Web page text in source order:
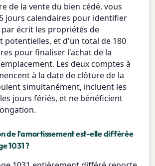
de la vente du bien cédé, vous
jours calendaires pour identifier
écrit les propriétés de
potentielles, et d'un total de 180
pour finaliser l'achat de la
Les deux comptes à
à la date de clôture de la
simultanément, incluent les
jours fériés, et ne bénéficient
de l'amortissement est-elle différée
1031 ?